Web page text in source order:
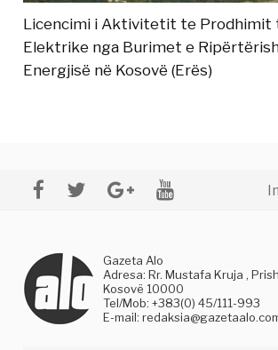
Licencimi i Aktivitetit te Prodhimit
Elektrike nga Burimet e
Energjisë në Kosovë (Erës)
Gazeta Alo
Adresa: Rr. Mustafa Kruja ,
Kosovë 10000
Tel/Mob: +383(0) 45/111-993
E-mail: